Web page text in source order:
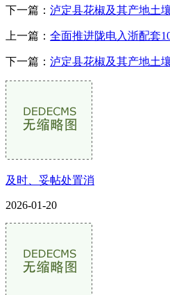
下一篇： 泸定县花椒及其产地土
上一篇： 全面推进陇电入浙配套
下一篇： 泸定县花椒及其产地土
及时、妥帖处置消
2026-01-20